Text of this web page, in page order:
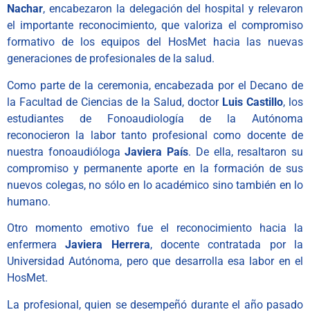
Nachar, encabezaron la delegación del hospital y relevaron
el importante reconocimiento, que valoriza el compromiso
formativo de los equipos del HosMet hacia las nuevas
generaciones de profesionales de la salud.
Como parte de la ceremonia, encabezada por el Decano de
la Facultad de Ciencias de la Salud, doctor Luis Castillo, los
estudiantes de Fonoaudiología de la Autónoma
reconocieron la labor tanto profesional como docente de
nuestra fonoaudióloga Javiera País. De ella, resaltaron su
compromiso y permanente aporte en la formación de sus
nuevos colegas, no sólo en lo académico sino también en lo
humano.
Otro momento emotivo fue el reconocimiento hacia la
enfermeraJaviera Herrera, docente contratada por la
Universidad Autónoma, pero que desarrolla esa labor en el
HosMet.
La profesional, quien se desempeñó durante el año pasado